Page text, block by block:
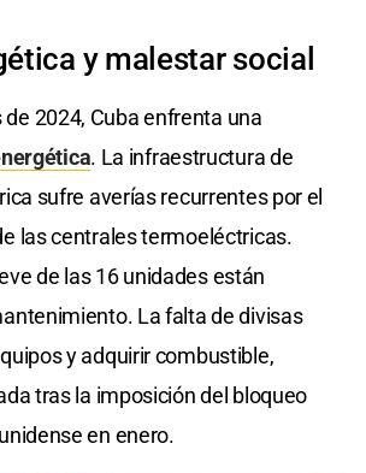
y malestar social
2024, Cuba enfrenta una
. La infraestructura de
sufre averías recurrentes por el
las centrales termoeléctricas.
de las 16 unidades están
La falta de divisas
y adquirir combustible,
tras la imposición del bloqueo
en enero.